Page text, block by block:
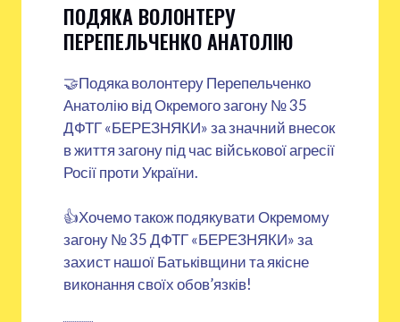
ПОДЯКА ВОЛОНТЕРУ
ПЕРЕПЕЛЬЧЕНКО АНАТОЛІЮ
🤝Подяка волонтеру Перепельченко
Анатолію від Окремого загону № 35
ДФТГ «БЕРЕЗНЯКИ» за значний внесок
в життя загону під час військової агресії
Росії проти України.
👍Хочемо також подякувати Окремому
загону № 35 ДФТГ «БЕРЕЗНЯКИ» за
захист нашої Батьківщини та якісне
виконання своїх обов’язків!